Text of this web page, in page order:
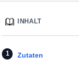
INHALT
Zutaten